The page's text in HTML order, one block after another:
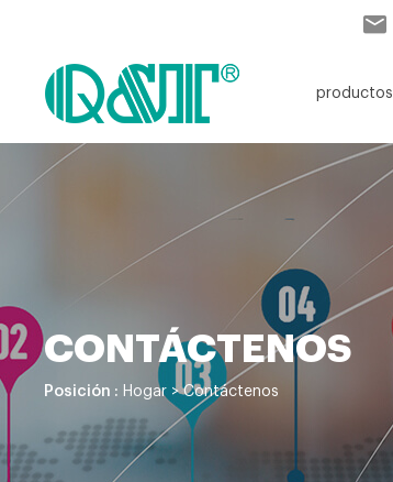
productos
CONTÁCTENOS
Posición : Hogar >Contáctenos